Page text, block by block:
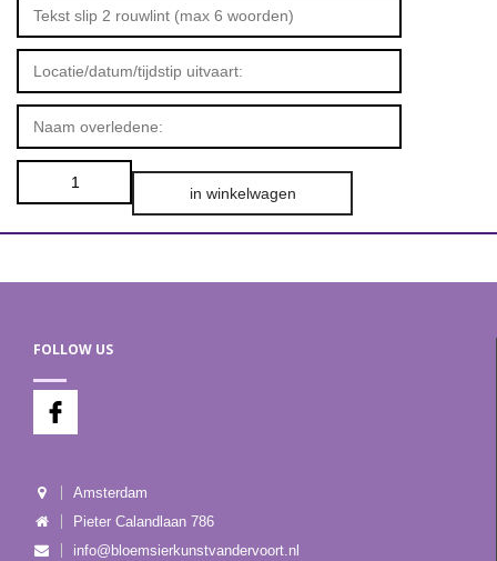
in winkelwagen
FOLLOW US
Amsterdam
Pieter Calandlaan 786
info@bloemsierkunstvandervoort.nl